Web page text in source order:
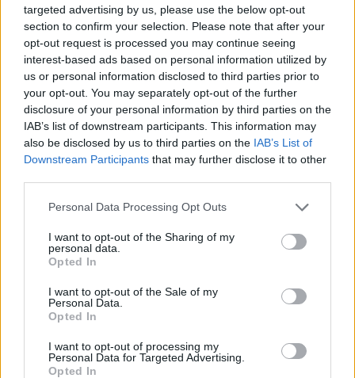
targeted advertising by us, please use the below opt-out
section to confirm your selection. Please note that after your
opt-out request is processed you may continue seeing
interest-based ads based on personal information utilized by
us or personal information disclosed to third parties prior to
your opt-out. You may separately opt-out of the further
disclosure of your personal information by third parties on the
IAB’s list of downstream participants. This information may
also be disclosed by us to third parties on the IAB’s List of
Downstream Participants that may further disclose it to other
Please note that this website/app uses one or more Google
not limited to your visit or usage behaviour. You may click to
grant or deny consent to Google and its third-party tags to
use your data for below specified purposes in below Google
consent section.
Personal Data Processing Opt Outs
I want to opt-out of the Sharing of my
personal data.
Opted In
I want to opt-out of the Sale of my
Personal Data.
Opted In
I want to opt-out of processing my
Personal Data for Targeted Advertising.
Opted In
un’esperienza indimenticabile.
AUTORE
Staff